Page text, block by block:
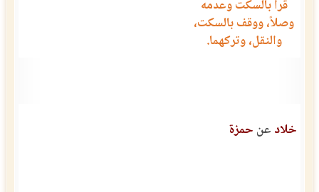
قرأ بالسكت وعدمه
وصلاً، ووقف بالسكت،
والنقل، وتركهما.
خلاد عن حمزة